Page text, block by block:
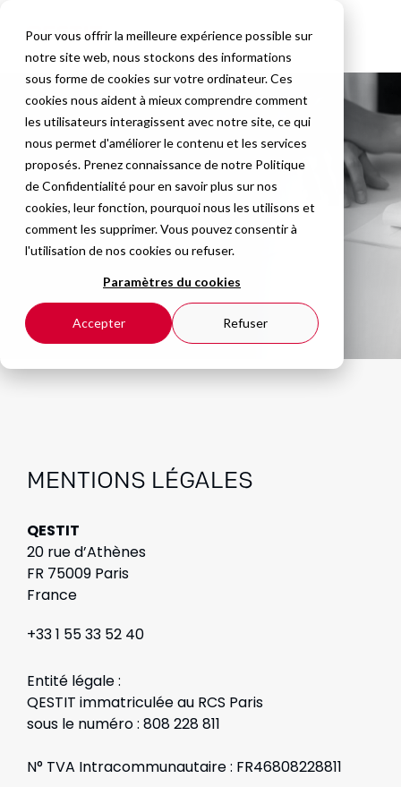
Pour vous offrir la meilleure expérience possible sur
notre site web, nous stockons des informations
sous forme de cookies sur votre ordinateur. Ces
cookies nous aident à mieux comprendre comment
les utilisateurs interagissent avec notre site, ce qui
nous permet d'améliorer le contenu et les services
proposés. Prenez connaissance de notre Politique
de Confidentialitépour en savoir plus sur nos
cookies, leur fonction, pourquoi nous les utilisons et
comment les supprimer. Vous pouvez consentir à
l'utilisation de nos cookies ou refuser.
Paramètres du cookies
Accepter Refuser
MENTIONS LÉGALES
QESTIT
20 rue d’Athènes
FR 75009 Paris
France
+33 1 55 33 52 40
Entité légale :
QESTIT immatriculée au RCS Paris
sous le numéro : 808 228 811
N° TVA Intracommunautaire : FR46808228811